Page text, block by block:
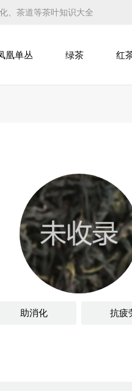
、茶道等茶叶知识大全
凰单丛 绿茶 红
助消化 抗疲